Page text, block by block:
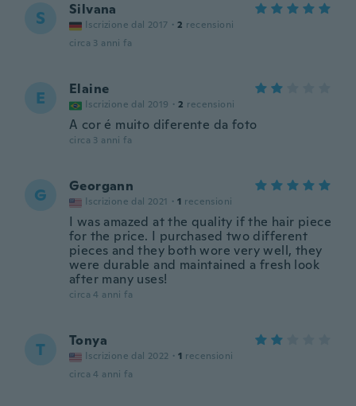
S Silvana
Iscrizione dal 2017 · 2 recensioni
circa 3 anni fa
E Elaine
Iscrizione dal 2019 · 2 recensioni
A cor é muito diferente da foto
circa 3 anni fa
G Georgann
Iscrizione dal 2021 · 1 recensioni
I was amazed at the quality if the hair piece
for the price. I purchased two different
pieces and they both wore very well, they
were durable and maintained a fresh look
after many uses!
circa 4 anni fa
T Tonya
Iscrizione dal 2022 · 1 recensioni
circa 4 anni fa